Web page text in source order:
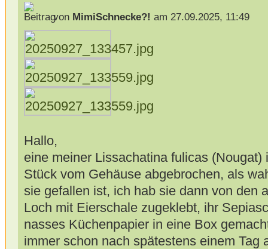
von MimiSchnecke?! am 27.09.2025, 11:49
Hallo,
eine meiner Lissachatina fulicas
Stück vom Gehäuse abgebrochen, als
sie gefallen ist, ich hab sie dann von den
Loch mit Eierschale zugeklebt, ihr
nasses Küchenpapier in eine Box
immer schon nach spätestens einem Tag